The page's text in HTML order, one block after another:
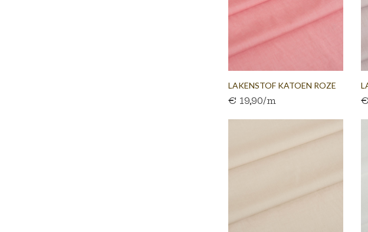
LAKENSTOF KATOEN ROZE
300 CM
€ 19,90/m